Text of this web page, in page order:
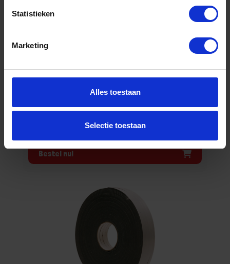
Statistieken
Marketing
Alles toestaan
Selectie toestaan
ZWALUW Beglazingsband PE-band rol grijs
Gtin: 8711595119962
Prijs per 1 Stuk
- +
Bestel nu!